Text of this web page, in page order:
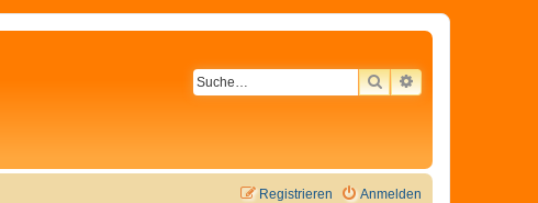
SUCHEERWEITERTE
Anmelden
Registrieren